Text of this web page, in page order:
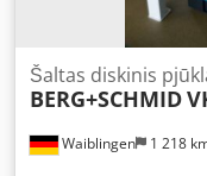
Waiblingen 1 218
Šaltas diskinis
BERG+SCHMID